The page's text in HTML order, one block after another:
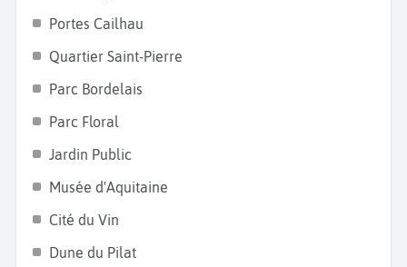
Portes Cailhau
Quartier Saint-Pierre
Parc Bordelais
Parc Floral
Jardin Public
Musée d'Aquitaine
Cité du Vin
Dune du Pilat